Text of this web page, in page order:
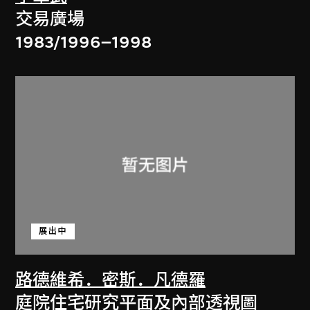
交易廣場
1983/1996–1998
路德維希．密斯．凡德羅
展出中
庭院住宅研究平面及內部透視圖